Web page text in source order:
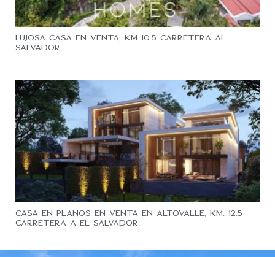
Lujosa Casa en Venta, Km 10.5 Carretera al
Salvador.
Casa en planos en venta en AltoValle, Km. 12.5
Carretera a El Salvador.